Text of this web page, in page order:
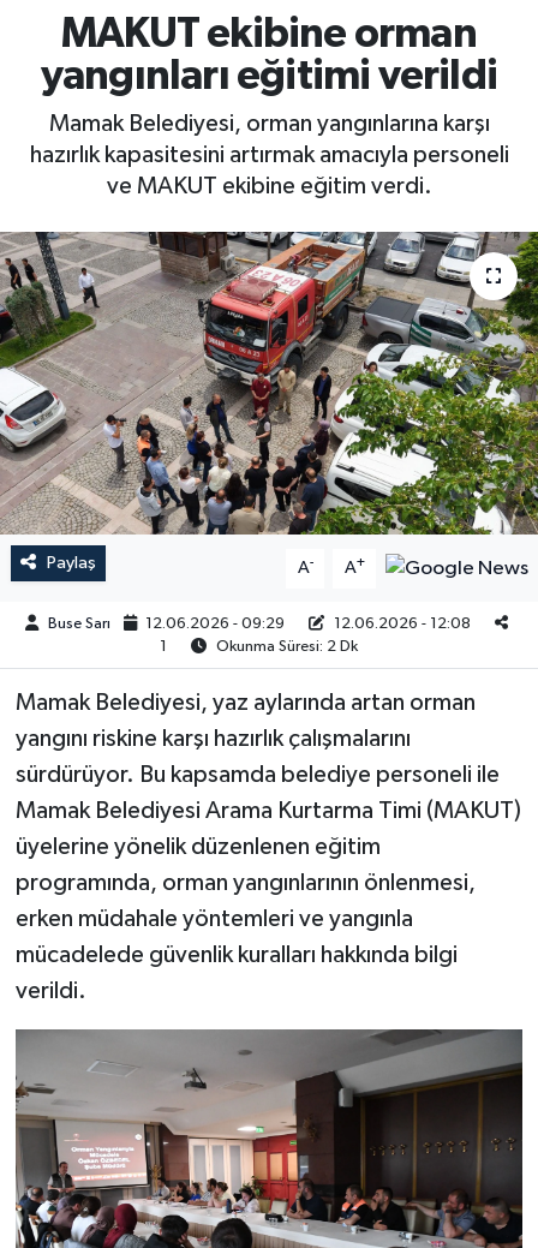
MAKUT ekibine orman
yangınları eğitimi verildi
Mamak Belediyesi, orman yangınlarına karşı
hazırlık kapasitesini artırmak amacıyla personeli
ve MAKUT ekibine eğitim verdi.
Paylaş A- A+
Buse Sarı 12.06.2026 - 09:29
12.06.2026 - 12:08
1
Okunma Süresi: 2 Dk
Mamak Belediyesi, yaz aylarında artan orman
yangını riskine karşı hazırlık çalışmalarını
sürdürüyor. Bu kapsamda belediye personeli ile
Mamak Belediyesi Arama Kurtarma Timi (MAKUT)
üyelerine yönelik düzenlenen eğitim
programında, orman yangınlarının önlenmesi,
erken müdahale yöntemleri ve yangınla
mücadelede güvenlik kuralları hakkında bilgi
verildi.